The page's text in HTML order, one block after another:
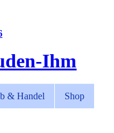
Ihm
& Handel Shop